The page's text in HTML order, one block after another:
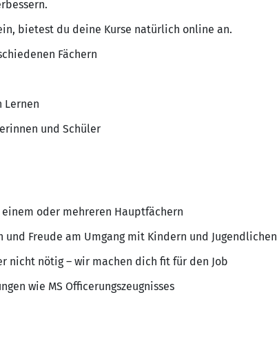
bietest du deine Kurse natürlich online an.
Fächern
Lernen
und Schüler
oder mehreren Hauptfächern
Freude am Umgang mit Kindern und Jugendlichen
nicht nötig – wir machen dich fit für den Job
wie MS Officerungszeugnisses